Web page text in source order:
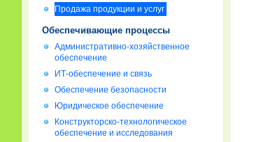
Продажа продукции и услуг
Обеспечивающие процессы
Административно-хозяйственное
обеспечение
ИТ-обеспечение и связь
Обеспечение безопасности
Юридическое обеспечение
Конструкторско-технологическое
обеспечение и исследования